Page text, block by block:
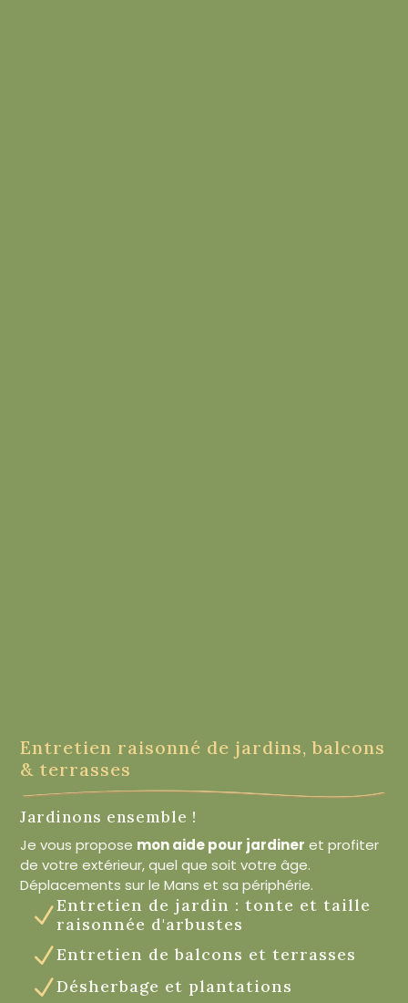
Entretien raisonné de jardins, balcons
& terrasses
Jardinons ensemble !
Je vous propose mon aide pour jardiner et profiter
de votre extérieur, quel que soit votre âge.
Déplacements sur le Mans et sa périphérie.
NEntretien de jardin : tonte et taille
raisonnée d'arbustes
NEntretien de balcons et terrasses
NDésherbage et plantations